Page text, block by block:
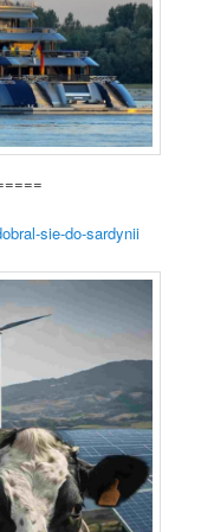
sie-do-sardynii